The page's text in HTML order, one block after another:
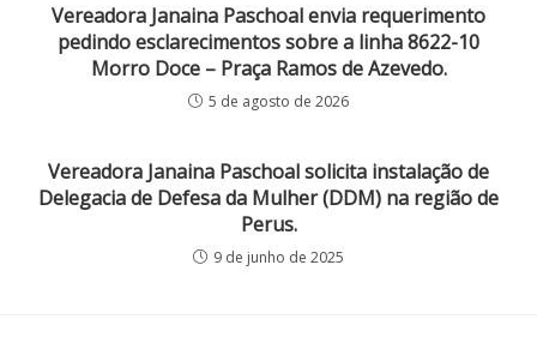
Vereadora Janaina Paschoal envia requerimento
pedindo esclarecimentos sobre a linha 8622-10
Morro Doce – Praça Ramos de Azevedo.
5 de agosto de 2026
Vereadora Janaina Paschoal solicita instalação de
Delegacia de Defesa da Mulher (DDM) na região de
Perus.
9 de junho de 2025